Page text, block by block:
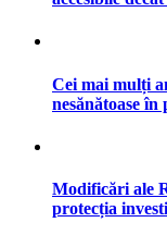
Cei mai mulți
nesănătoase în
Modificări ale
protecția